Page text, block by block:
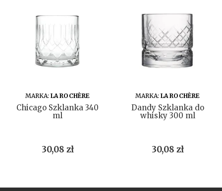
DO KOSZYKA
MARKA: LA ROCHÈRE
Chicago Szklanka 340
ml
Cena
30,08 zł
DO KOSZYKA
MARKA: LA ROCHÈRE
Dandy Szklanka do
whisky 300 ml
Cena
30,08 zł